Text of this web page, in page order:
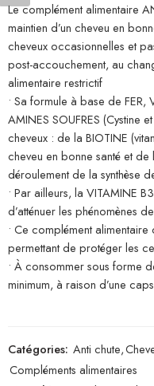
Le complément alimentaire
maintien d’un cheveu en
cheveux occasionnelles et
post-accouchement, au
alimentaire restrictif
• Sa formule à base de FER,
AMINES SOUFRES (Cystine
cheveux : de la BIOTINE
cheveu en bonne santé et
déroulement de la synthèse
• Par ailleurs, la VITAMINE
d’atténuer les phénomènes
• Ce complément
permettant de protéger les
• À consommer sous forme
minimum, à raison d’une
Catégories: Anti chute,
Compléments alimentaires